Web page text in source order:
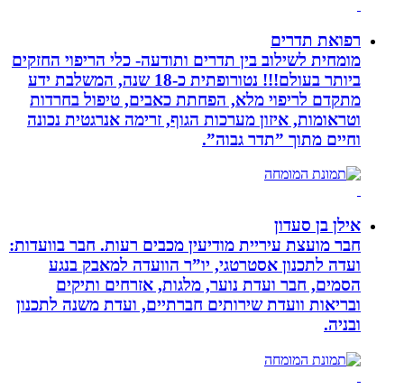
רפואת תדרים
מומחית לשילוב בין תדרים ותודעה- כלי הריפוי החזקים
ביותר בעולם!!! נטורופתית כ-18 שנה, המשלבת ידע
מתקדם לריפוי מלא, הפחתת כאבים, טיפול בחרדות
וטראומות, איזון מערכות הגוף, זרימה אנרגטית נכונה
וחיים מתוך ”תדר גבוה”.
אילן בן סעדון
חבר מועצת עיריית מודיעין מכבים רעות. חבר בוועדות:
ועדה לתכנון אסטרטגי, יו”ר הוועדה למאבק בנגע
הסמים, חבר ועדת נוער, מלגות, אזרחים ותיקים
ובריאות וועדת שירותים חברתיים, ועדת משנה לתכנון